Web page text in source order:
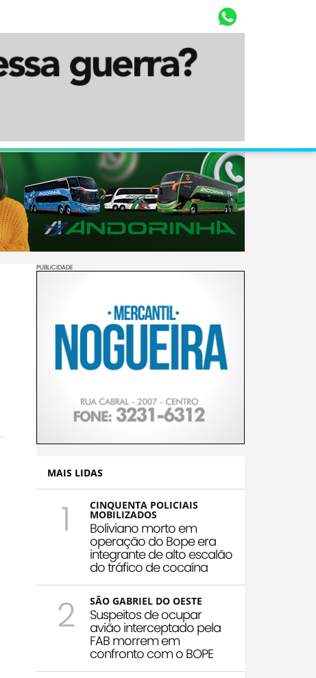
Diário Corumbaense
PUBLICIDADE
MAIS LIDAS
1 CINQUENTA POLICIAIS
MOBILIZADOS
Boliviano morto em
operação do Bope era
integrante de alto escalão
do tráfico de cocaína
2 SÃO GABRIEL DO OESTE
Suspeitos de ocupar
avião interceptado pela
FAB morrem em
confronto com o BOPE